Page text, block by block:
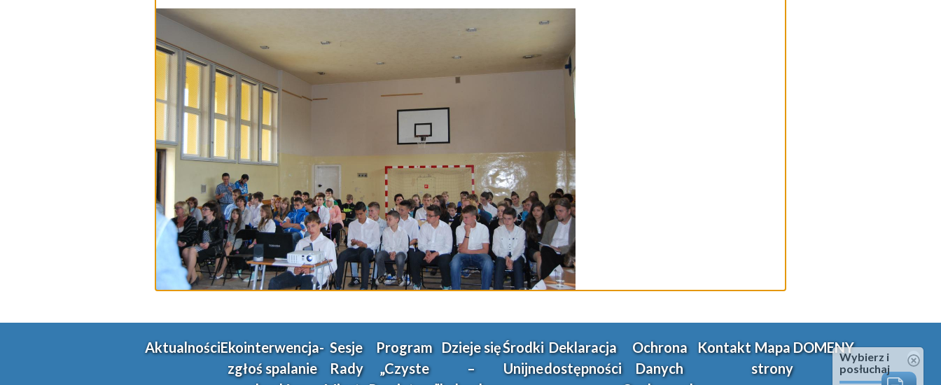
AktualnościEkointerwencja-
zgłoś spalanie
Sesje
Rady
Program
„Czyste
Dzieje się
–
Środki
Unijne
Deklaracja
dostępności
Ochrona
Danych
Kontakt Mapa
strony
DOMENY
Wybierz i
posłuchaj